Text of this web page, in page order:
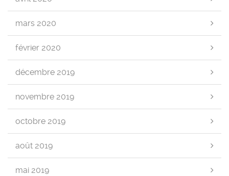
mars 2020
février 2020
décembre 2019
novembre 2019
octobre 2019
août 2019
mai 2019